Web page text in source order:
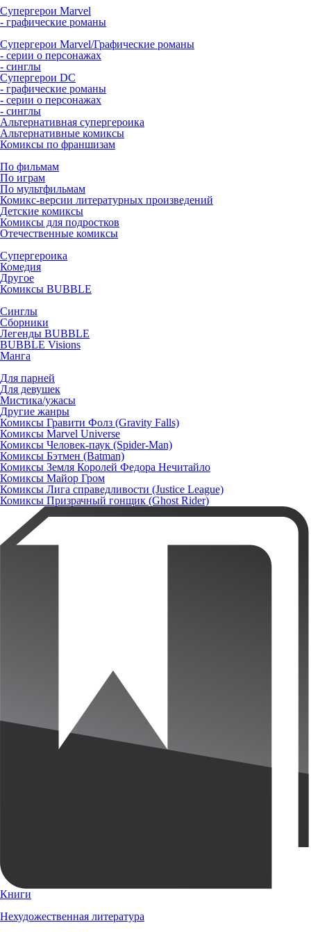
Супергерои Marvel
- графические романы
Супергерои Marvel/Графические романы
- серии о персонажах
- синглы
Супергерои DC
- графические романы
- серии о персонажах
- синглы
Альтернативная супергероика
Альтернативные комиксы
Комиксы по франшизам
По фильмам
По играм
По мультфильмам
Комикс-версии литературных произведений
Детские комиксы
Комиксы для подростков
Отечественные комиксы
Супергероика
Комедия
Другое
Комиксы BUBBLE
Синглы
Сборники
Легенды BUBBLE
BUBBLE Visions
Манга
Для парней
Для девушек
Мистика/ужасы
Другие жанры
Комиксы Гравити Фолз (Gravity Falls)
Комиксы Marvel Universe
Комиксы Человек-паук (Spider-Man)
Комиксы Бэтмен (Batman)
Комиксы Земля Королей Федора Нечитайло
Комиксы Майор Гром
Комиксы Лига справедливости (Justice League)
Комиксы Призрачный гонщик (Ghost Rider)
Книги
Нехудожественная литература